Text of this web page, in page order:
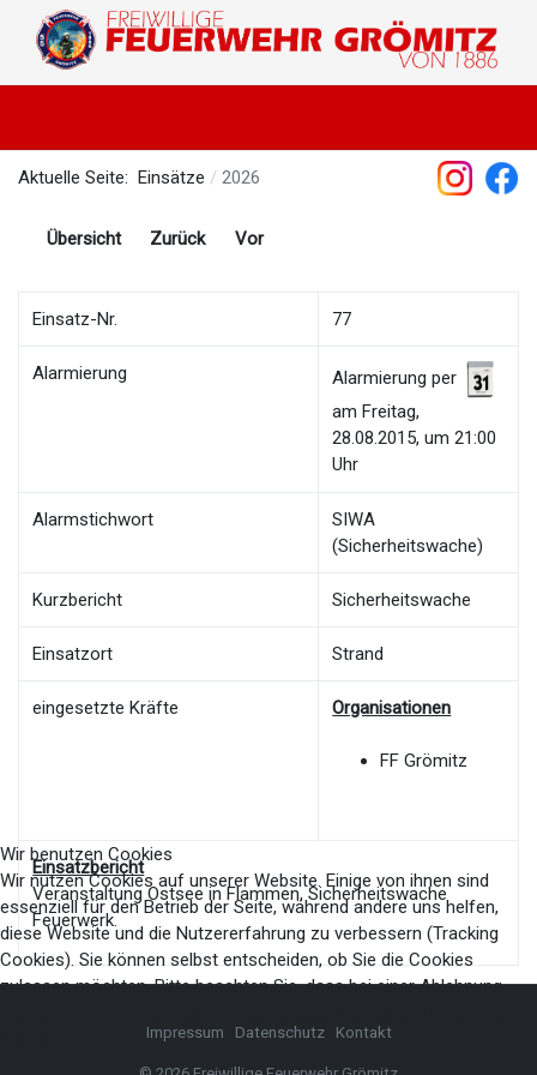
Aktuelle Seite: Einsätze 2026
Übersicht Zurück Vor
Einsatz-Nr. 77
Alarmierung
Alarmierung per
am Freitag,
28.08.2015, um 21:00
Uhr
Alarmstichwort
SIWA
(Sicherheitswache)
Kurzbericht Sicherheitswache
Einsatzort Strand
eingesetzte Kräfte Organisationen
FF Grömitz
Einsatzbericht
Veranstaltung Ostsee in Flammen, Sicherheitswache
Feuerwerk.
Impressum Datenschutz Kontakt
Wir benutzen Cookies
Wir nutzen Cookies auf unserer Website. Einige von ihnen sind
essenziell für den Betrieb der Seite, während andere uns helfen,
diese Website und die Nutzererfahrung zu verbessern (Tracking
Cookies). Sie können selbst entscheiden, ob Sie die Cookies
zulassen möchten. Bitte beachten Sie, dass bei einer Ablehnung